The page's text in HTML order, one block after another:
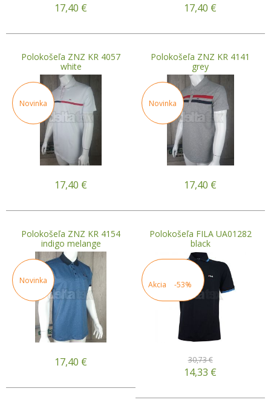
17,40 € 17,40 €
Polokošeľa ZNZ KR 4057
white
Novinka
17,40 €
Polokošeľa ZNZ KR 4141
grey
Novinka
17,40 €
Polokošeľa ZNZ KR 4154
indigo melange
Novinka
17,40 €
Polokošeľa FILA UA01282
black
Akcia -53%
30,73 €
14,33 €